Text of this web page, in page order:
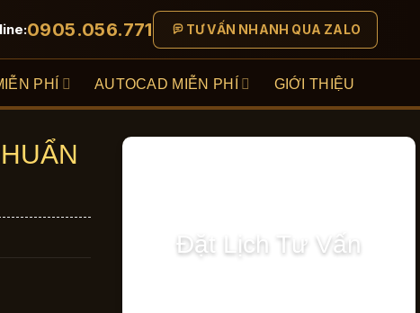
0905.056.771 TƯ VẤN NHANH QUA ZALO
PHÍ AUTOCAD MIỄN PHÍ GIỚI THIỆU
Đặt Lịch Tư Vấn